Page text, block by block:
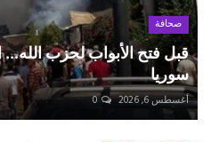
صحافة
قبل فتح الأبواب لحزب
سوريا
أغسطس 6, 2026 0